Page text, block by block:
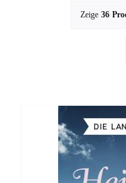
Sophie Berg
Sophia Rauchberg
Zeige 36